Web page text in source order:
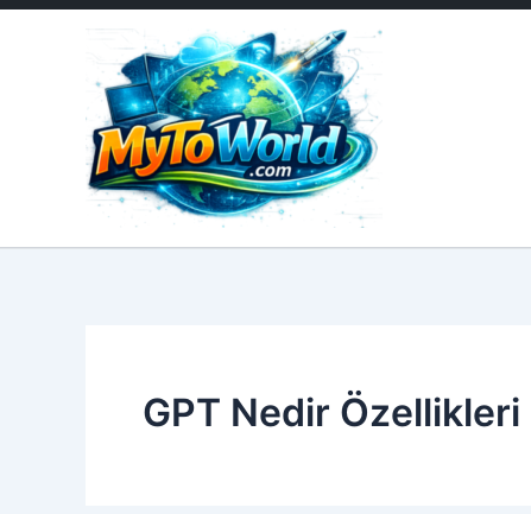
İçeriğe
GPT Nedir